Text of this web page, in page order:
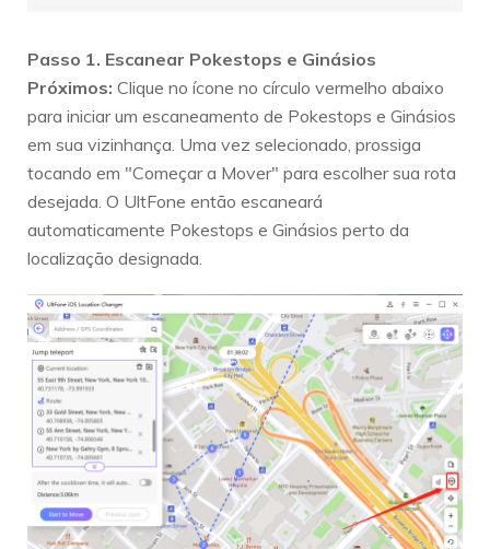
Passo 1. Escanear Pokestops e Ginásios
Próximos: Clique no ícone no círculo vermelho abaixo
para iniciar um escaneamento de Pokestops e Ginásios
em sua vizinhança. Uma vez selecionado, prossiga
tocando em "Começar a Mover" para escolher sua rota
desejada. O UltFone então escaneará
automaticamente Pokestops e Ginásios perto da
localização designada.